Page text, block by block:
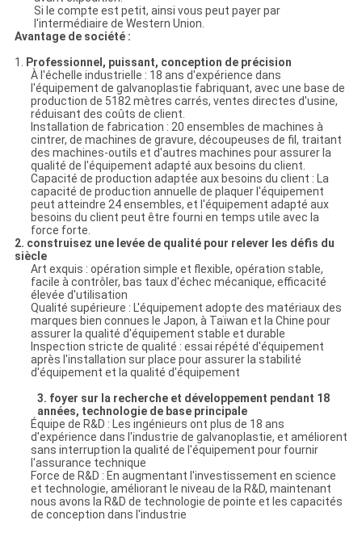
Si le compte est petit, ainsi vous peut payer par
l'intermédiaire de Western Union.
Avantage de société :
1. Professionnel, puissant, conception de précision
À l'échelle industrielle : 18 ans d'expérience dans
l'équipement de galvanoplastie fabriquant, avec une base de
production de 5182 mètres carrés, ventes directes d'usine,
réduisant des coûts de client.
Installation de fabrication : 20 ensembles de machines à
cintrer, de machines de gravure, découpeuses de fil, traitant
des machines-outils et d'autres machines pour assurer la
qualité de l'équipement adapté aux besoins du client.
Capacité de production adaptée aux besoins du client : La
capacité de production annuelle de plaquer l'équipement
peut atteindre 24 ensembles, et l'équipement adapté aux
besoins du client peut être fourni en temps utile avec la
force forte.
2. construisez une levée de qualité pour relever les défis du
siècle
Art exquis : opération simple et flexible, opération stable,
facile à contrôler, bas taux d'échec mécanique, efficacité
élevée d'utilisation
Qualité supérieure : L'équipement adopte des matériaux des
marques bien connues le Japon, à Taïwan et la Chine pour
assurer la qualité d'équipement stable et durable
Inspection stricte de qualité : essai répété d'équipement
après l'installation sur place pour assurer la stabilité
d'équipement et la qualité d'équipement
3. foyer sur la recherche et développement pendant 18
années, technologie de base principale
Équipe de R&D : Les ingénieurs ont plus de 18 ans
d'expérience dans l'industrie de galvanoplastie, et améliorent
sans interruption la qualité de l'équipement pour fournir
l'assurance technique
Force de R&D : En augmentant l'investissement en science
et technologie, améliorant le niveau de la R&D, maintenant
nous avons la R&D de technologie de pointe et les capacités
de conception dans l'industrie